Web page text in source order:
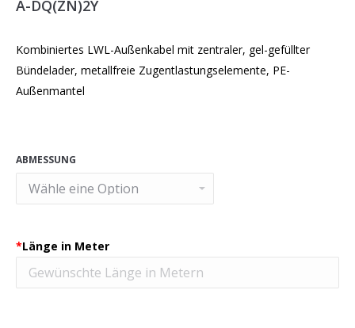
A-DQ(ZN)2Y
Kombiniertes LWL-Außenkabel mit zentraler, gel-gefüllter
Bündelader, metallfreie Zugentlastungselemente, PE-
Außenmantel
ABMESSUNG
*Länge in Meter